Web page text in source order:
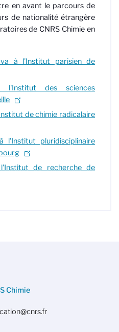
en avant le parcours de
de nationalité étrangère
de CNRS Chimie en
à l'Institut parisien de
l'Institut des sciences
de chimie radicalaire
l'Institut pluridisciplinaire
de recherche de
Chimie